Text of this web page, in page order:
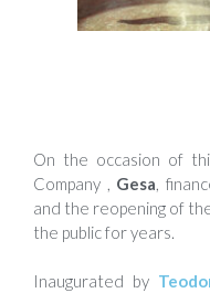
On the occasion of
Company , Gesa,
and the reopening of
the public for years.
Inaugurated by